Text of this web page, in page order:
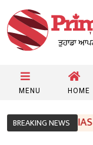
MENU HOME
BREAKING NEWS
ਵੱਲੋਂ 96 IAS ਤੇ